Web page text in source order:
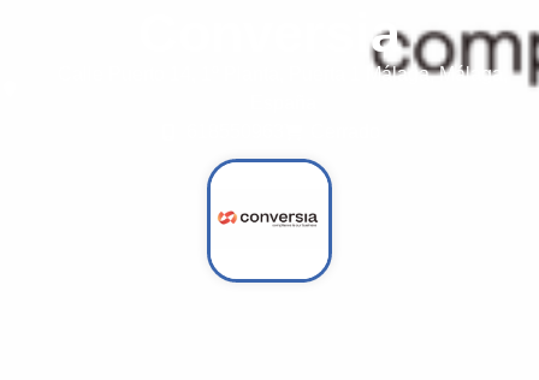
Conversia
Málaga, Málaga,